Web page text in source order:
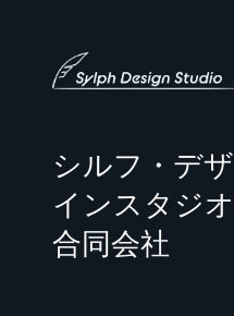
シルフ・デザ
インスタジオ
合同会社